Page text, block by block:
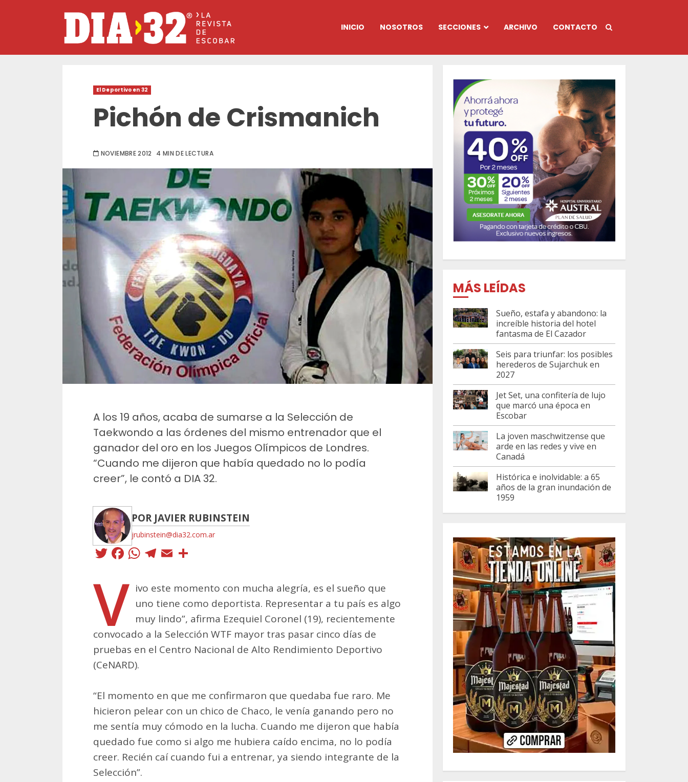
INICIO NOSOTROS SECCIONES ARCHIVO CONTACTO
El Deportivo en 32
Pichón de Crismanich
NOVIEMBRE 2012 4 MIN DE LECTURA
A los 19 años, acaba de sumarse a la Selección de
Taekwondo a las órdenes del mismo entrenador que el
ganador del oro en los Juegos Olímpicos de Londres.
“Cuando me dijeron que había quedado no lo podía
creer”, le contó a DIA 32.
POR JAVIER RUBINSTEIN
jrubinstein@dia32.com.ar
Twitter
Facebook
WhatsApp
Telegram
Email
V ivo este momento con mucha alegría, es el sueño que
uno tiene como deportista. Representar a tu país es algo
muy lindo”, afirma Ezequiel Coronel (19), recientemente
convocado a la Selección WTF mayor tras pasar cinco días de
pruebas en el Centro Nacional de Alto Rendimiento Deportivo
(CeNARD).
“El momento en que me confirmaron que quedaba fue raro. Me
hicieron pelear con un chico de Chaco, le venía ganando pero no
me sentía muy cómodo en la lucha. Cuando me dijeron que había
quedado fue como si algo me hubiera caído encima, no lo podía
creer. Recién caí cuando fui a entrenar, ya siendo integrante de la
Selección”.
MÁS LEÍDAS
Sueño, estafa y abandono: la
increíble historia del hotel
fantasma de El Cazador
Seis para triunfar: los posibles
herederos de Sujarchuk en
2027
Jet Set, una confitería de lujo
que marcó una época en
Escobar
La joven maschwitzense que
arde en las redes y vive en
Canadá
Histórica e inolvidable: a 65
años de la gran inundación de
1959